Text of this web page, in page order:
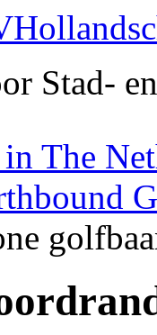
Stad-
The